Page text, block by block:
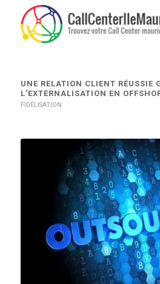
UNE RELATION CLIENT RÉUSSIE
L’EXTERNALISATION EN
FIDÉLISATION